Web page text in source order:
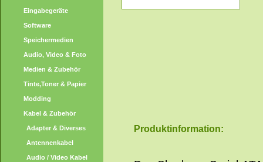
Eingabegeräte
Software
Speichermedien
Audio, Video & Foto
Medien & Zubehör
Tinte,Toner & Papier
Modding
Kabel & Zubehör
Adapter & Diverses
Antennenkabel
Audio / Video Kabel
Produktinformation: